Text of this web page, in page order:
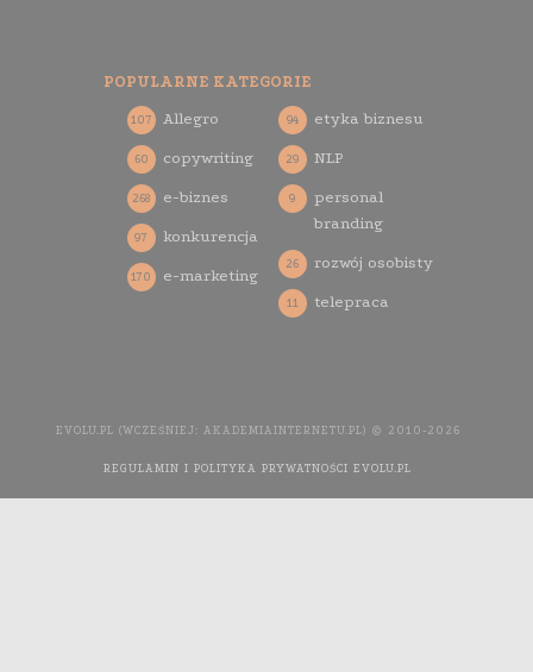
POPULARNE KATEGORIE
Allegro
107
copywriting
60
e-biznes
268
konkurencja
97
e-marketing
170
etyka biznesu
94
NLP
29
personal
branding
9
rozwój osobisty
26
telepraca
11
EVOLU.PL (WCZEŚNIEJ: AKADEMIAINTERNETU.PL) © 2010-2026
REGULAMIN I POLITYKA PRYWATNOŚCI EVOLU.PL